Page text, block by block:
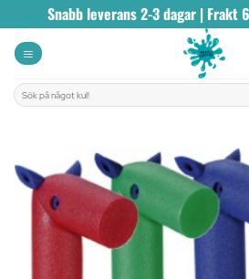
to
content
Snabb leverans 2-3 dagar |
Sök
efter: